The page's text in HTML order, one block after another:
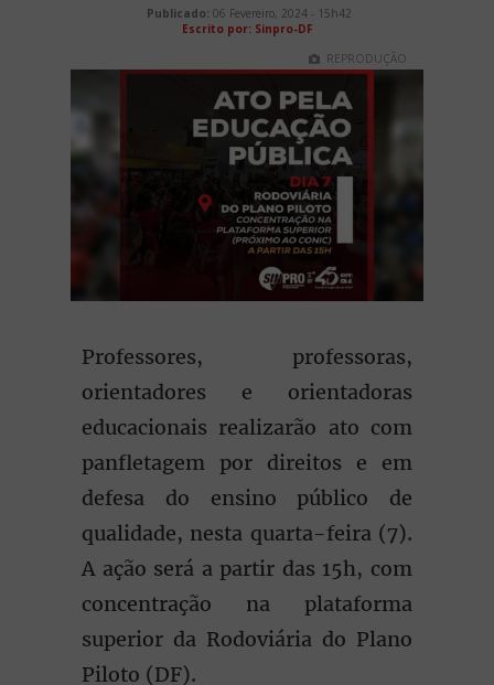
Publicado: 06 Fevereiro, 2024 - 15h42
Escrito por: Sinpro-DF
REPRODUÇÃO
Professores, professoras,
orientadores e orientadoras
educacionais realizarão ato com
panfletagem por direitos e em
defesa do ensino público de
qualidade, nesta quarta-feira (7).
A ação será a partir das 15h, com
concentração na plataforma
superior da Rodoviária do Plano
Piloto (DF).